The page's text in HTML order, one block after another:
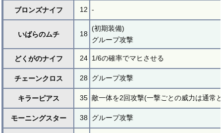
ブロンズナイフ 12 -
いばらのムチ 18
(初期装備)
グループ攻撃
どくがのナイフ 24 1/6の確率でマヒさせる
チェーンクロス 28 グループ攻撃
キラーピアス 35 敵一体を2回攻撃(一撃ごとの威力は通常
モーニングスター 38 グループ攻撃